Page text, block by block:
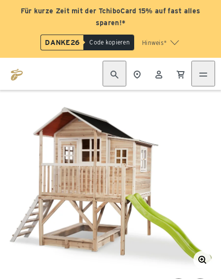
Für kurze Zeit mit der TchiboCard 15% auf fast alles
sparen!*
DANKE26 Code kopieren Hinweis*